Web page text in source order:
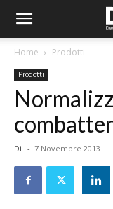
Home Prodotti
Prodotti
Di - 7 Novembre 2013